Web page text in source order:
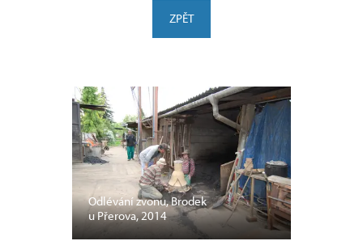
ZPĚT
Odlévání zvonu, Brodek
u Přerova, 2014